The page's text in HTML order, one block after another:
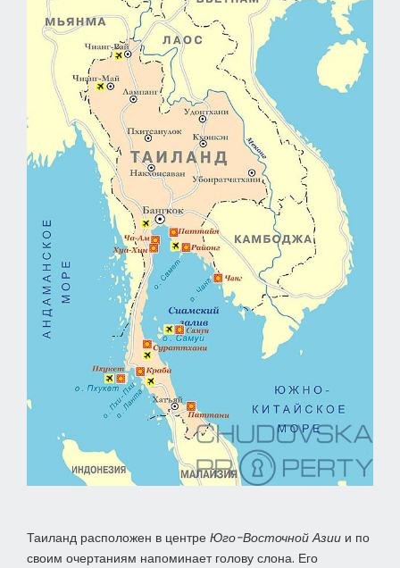
Таиланд расположен в центре Юго-Восточной Азии и по
своим очертаниям напоминает голову слона. Его